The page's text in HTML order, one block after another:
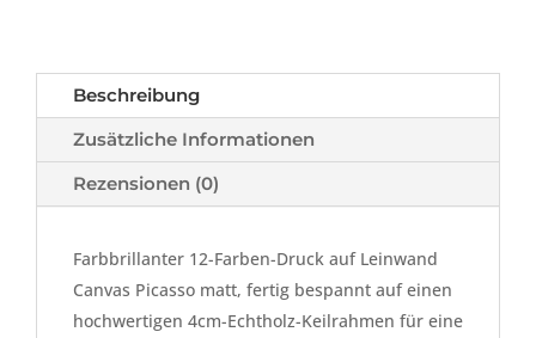
Beschreibung
Zusätzliche Informationen
Rezensionen (0)
Farbbrillanter 12-Farben-Druck auf Leinwand
Canvas Picasso matt, fertig bespannt auf einen
hochwertigen 4cm-Echtholz-Keilrahmen für eine